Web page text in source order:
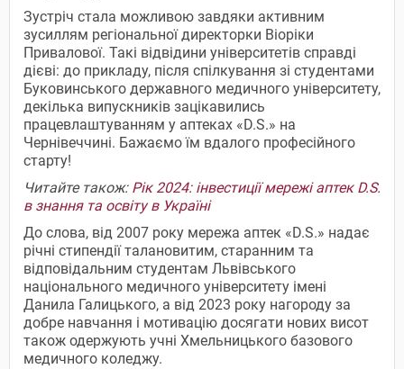
Зустріч стала можливою завдяки активним
зусиллям регіональної директорки Віоріки
Привалової. Такі відвідини університетів справді
дієві: до прикладу, після спілкування зі студентами
Буковинського державного медичного університету,
декілька випускників зацікавились
працевлаштуванням у аптеках «D.S.» на
Чернівеччині. Бажаємо їм вдалого професійного
старту!
Читайте також: Рік 2024: інвестиції мережі аптек D.S.
в знання та освіту в Україні
До слова, від 2007 року мережа аптек «D.S.» надає
річні стипендії талановитим, старанним та
відповідальним студентам Львівського
національного медичного університету імені
Данила Галицького, а від 2023 року нагороду за
добре навчання і мотивацію досягати нових висот
також одержують учні Хмельницького базового
медичного коледжу.